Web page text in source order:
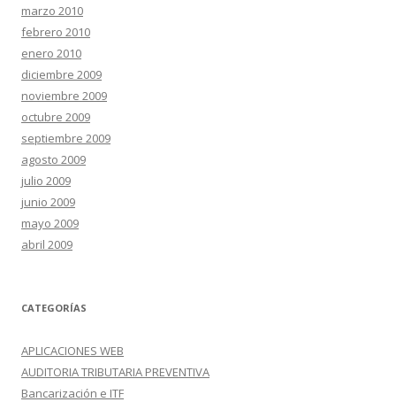
marzo 2010
febrero 2010
enero 2010
diciembre 2009
noviembre 2009
octubre 2009
septiembre 2009
agosto 2009
julio 2009
junio 2009
mayo 2009
abril 2009
CATEGORÍAS
APLICACIONES WEB
AUDITORIA TRIBUTARIA PREVENTIVA
Bancarización e ITF